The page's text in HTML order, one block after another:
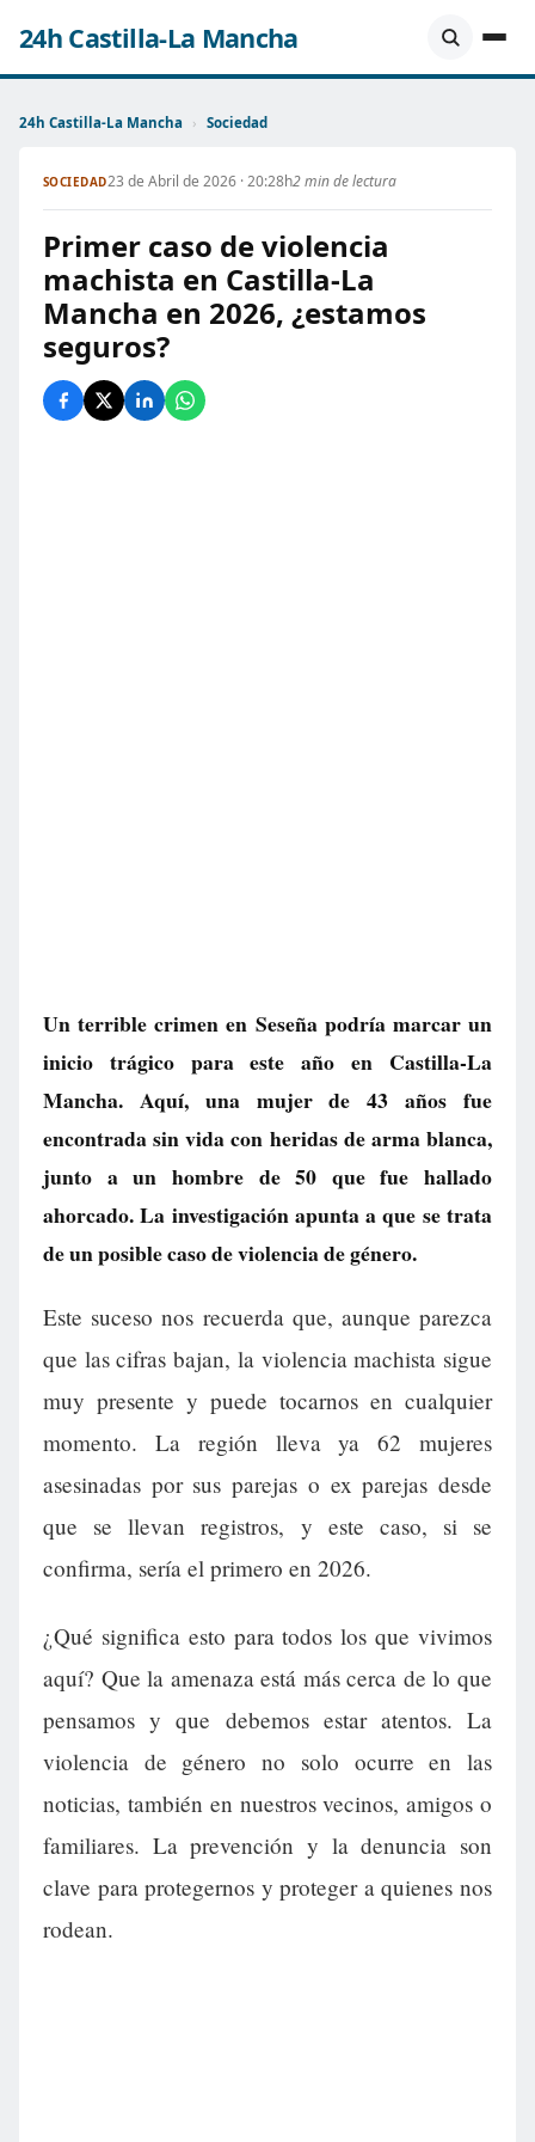
24h Castilla-La Mancha
24h Castilla-La Mancha › Sociedad
SOCIEDAD23 de Abril de 2026 · 20:28h2 min de lectura
Primer caso de violencia
machista en Castilla-La
Mancha en 2026, ¿estamos
seguros?
Un terrible crimen en Seseña podría marcar un
inicio trágico para este año en Castilla-La
Mancha. Aquí, una mujer de 43 años fue
encontrada sin vida con heridas de arma blanca,
junto a un hombre de 50 que fue hallado
ahorcado. La investigación apunta a que se trata
de un posible caso de violencia de género.
Este suceso nos recuerda que, aunque parezca
que las cifras bajan, la violencia machista sigue
muy presente y puede tocarnos en cualquier
momento. La región lleva ya 62 mujeres
asesinadas por sus parejas o ex parejas desde
que se llevan registros, y este caso, si se
confirma, sería el primero en 2026.
¿Qué significa esto para todos los que vivimos
aquí? Que la amenaza está más cerca de lo que
pensamos y que debemos estar atentos. La
violencia de género no solo ocurre en las
noticias, también en nuestros vecinos, amigos o
familiares. La prevención y la denuncia son
clave para protegernos y proteger a quienes nos
rodean.